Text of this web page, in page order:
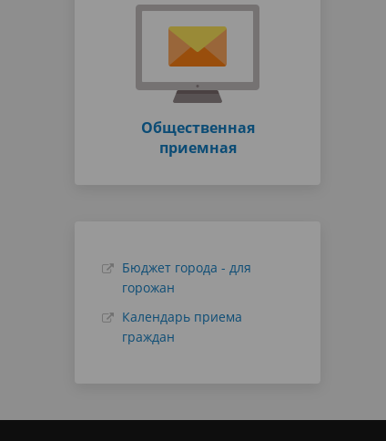
Общественная
приемная
Бюджет города - для
горожан
Календарь приема
граждан